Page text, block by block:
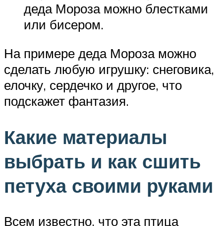
деда Мороза можно блестками
или бисером.
На примере деда Мороза можно
сделать любую игрушку: снеговика,
елочку, сердечко и другое, что
подскажет фантазия.
Какие материалы
выбрать и как сшить
петуха своими руками
Всем известно, что эта птица